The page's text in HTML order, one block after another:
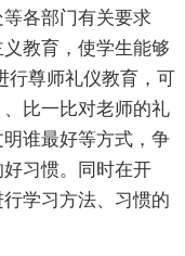
各部门有关要求
教育，使学生能够
行尊师礼仪教育，可
比一比对老师的礼
谁最好等方式，争
习惯。同时在开
学习方法、习惯的